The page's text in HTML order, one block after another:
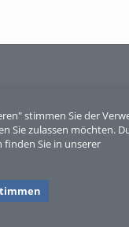
stimmen Sie der
Sie zulassen möchten.
finden Sie in unserer